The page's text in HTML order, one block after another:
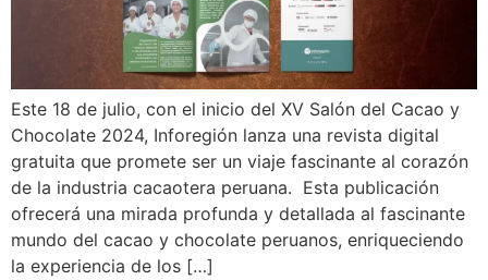
Este 18 de julio, con el inicio del XV Salón del Cacao y
Chocolate 2024, Inforegión lanza una revista digital
gratuita que promete ser un viaje fascinante al corazón
de la industria cacaotera peruana. Esta publicación
ofrecerá una mirada profunda y detallada al fascinante
mundo del cacao y chocolate peruanos, enriqueciendo
la experiencia de los […]